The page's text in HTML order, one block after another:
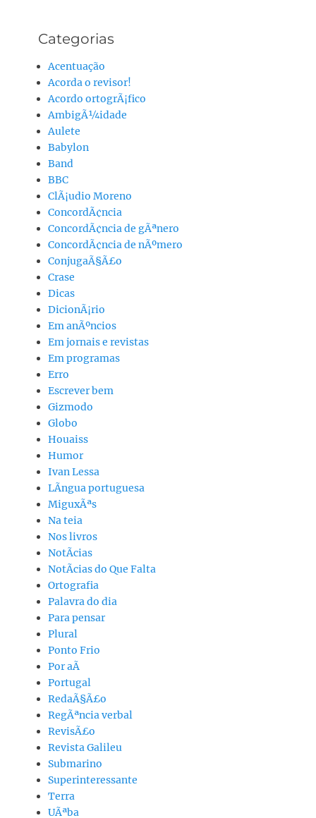
Categorias
Acentuação
Acorda o revisor!
Acordo ortogrÃ¡fico
AmbigÃ¼idade
Aulete
Babylon
Band
BBC
ClÃ¡udio Moreno
ConcordÃ¢ncia
ConcordÃ¢ncia de gÃªnero
ConcordÃ¢ncia de nÃºmero
ConjugaÃ§Ã£o
Crase
Dicas
DicionÃ¡rio
Em anÃºncios
Em jornais e revistas
Em programas
Erro
Escrever bem
Gizmodo
Globo
Houaiss
Humor
Ivan Lessa
LÃ­ngua portuguesa
MiguxÃªs
Na teia
Nos livros
NotÃ­cias
NotÃ­cias do Que Falta
Ortografia
Palavra do dia
Para pensar
Plural
Ponto Frio
Por aÃ­
Portugal
RedaÃ§Ã£o
RegÃªncia verbal
RevisÃ£o
Revista Galileu
Submarino
Superinteressante
Terra
UÃªba